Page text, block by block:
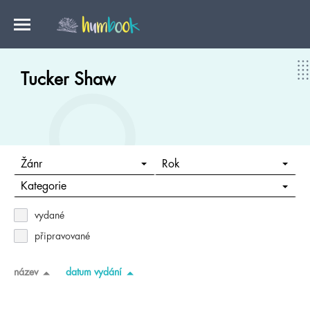
Tucker Shaw
Žánr Rok
Kategorie
vydané
připravované
název datum vydání